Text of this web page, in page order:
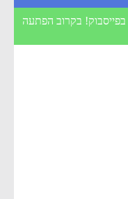
בפייסבוק! בקרוב הפתעה